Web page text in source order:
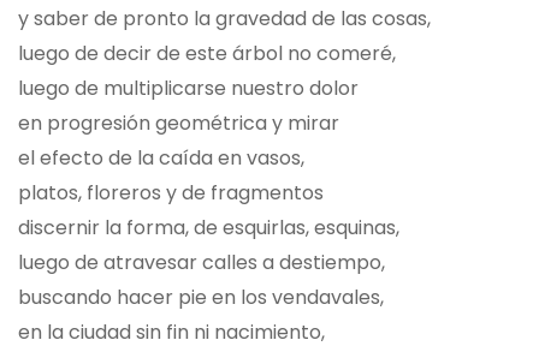
y saber de pronto la gravedad de las cosas,
luego de decir de este árbol no comeré,
luego de multiplicarse nuestro dolor
en progresión geométrica y mirar
el efecto de la caída en vasos,
platos, floreros y de fragmentos
discernir la forma, de esquirlas, esquinas,
luego de atravesar calles a destiempo,
buscando hacer pie en los vendavales,
en la ciudad sin fin ni nacimiento,